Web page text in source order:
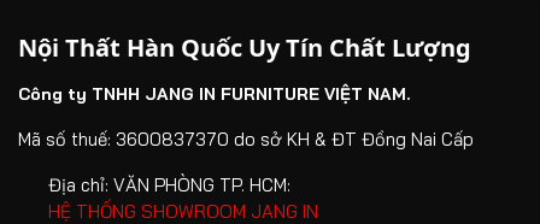
Nội Thất Hàn Quốc Uy Tín Chất Lượng
Công ty TNHH JANG IN FURNITURE VIỆT NAM.
Mã số thuế: 3600837370 do sở KH & ĐT Đồng Nai Cấp
Địa chỉ: VĂN PHÒNG TP. HCM:
HỆ THỐNG SHOWROOM JANG IN